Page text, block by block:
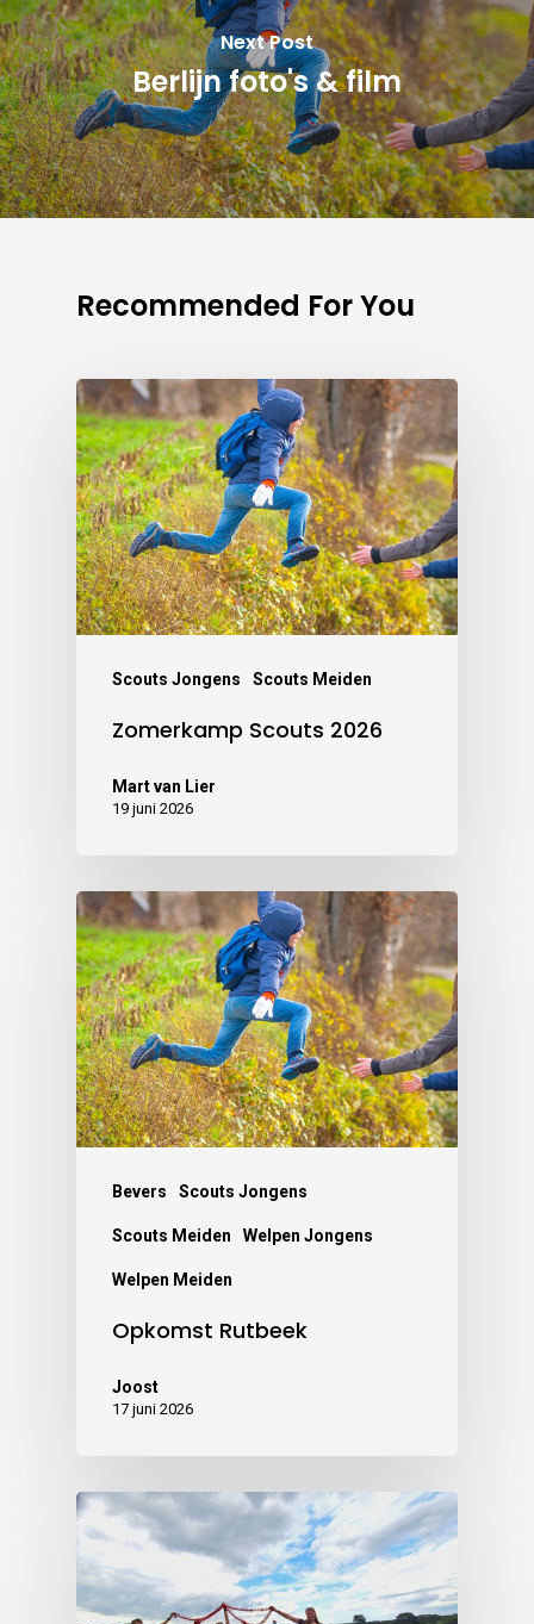
Next Post
Berlijn foto's & film
Recommended For You
Scouts Jongens Scouts Meiden
Zomerkamp Scouts 2026
Mart van Lier
19 juni 2026
Bevers Scouts Jongens
Scouts Meiden Welpen Jongens
Welpen Meiden
Opkomst Rutbeek
Joost
17 juni 2026